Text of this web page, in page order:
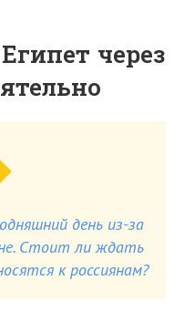
через
день из-за
Стоит ли ждать
к россиянам?